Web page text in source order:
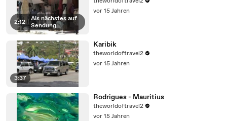
2:12
Als nächstes auf
Sendung
vor 15 Jahren
3:37
Karibik
theworldoftravel2
vor 15 Jahren
Rodrigues - Mauritius
theworldoftravel2
vor 15 Jahren